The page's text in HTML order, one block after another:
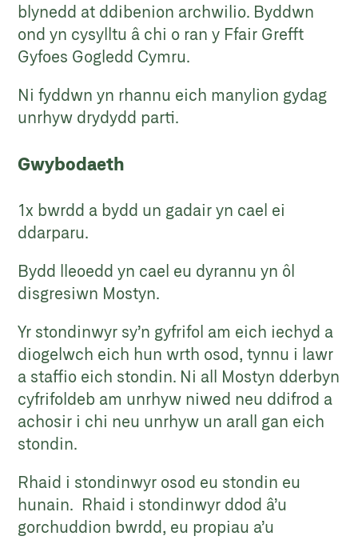
blynedd at ddibenion archwilio. Byddwn
ond yn cysylltu â chi o ran y Ffair Grefft
Gyfoes Gogledd Cymru.
Ni fyddwn yn rhannu eich manylion gydag
unrhyw drydydd parti.
Gwybodaeth
1x bwrdd a bydd un gadair yn cael ei
ddarparu.
Bydd lleoedd yn cael eu dyrannu yn ôl
disgresiwn Mostyn.
Yr stondinwyr sy’n gyfrifol am eich iechyd a
diogelwch eich hun wrth osod, tynnu i lawr
a staffio eich stondin. Ni all Mostyn dderbyn
cyfrifoldeb am unrhyw niwed neu ddifrod a
achosir i chi neu unrhyw un arall gan eich
stondin.
Rhaid i stondinwyr osod eu stondin eu
hunain. Rhaid i stondinwyr ddod â’u
gorchuddion bwrdd, eu propiau a’u